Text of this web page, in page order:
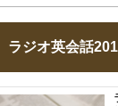
ラジオ英会話